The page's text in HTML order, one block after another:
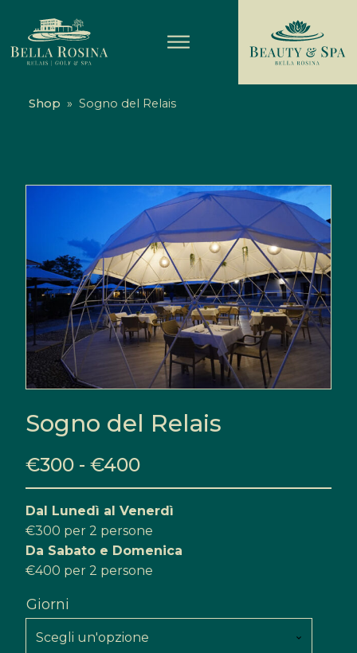
Shop » Sogno del Relais
Sogno del Relais
€300 - €400Fascia
di
prezzo:
da
€300
€400
Dal Lunedì al Venerdì
€300 per 2 persone
Da Sabato e Domenica
€400 per 2 persone
Giorni